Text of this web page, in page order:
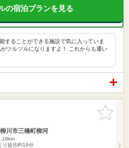
の宿泊プランを見る
することができる施設で気に入っていま
ツルツルになりますよ！ これからも通い
お気に入
りに追加
川市三橋町柳河
り徒歩約16分